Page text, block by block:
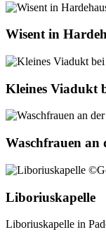
Wisent in
Kleines Viadukt
Waschfrauen an
Liboriuskapelle
Liboriuskapelle in